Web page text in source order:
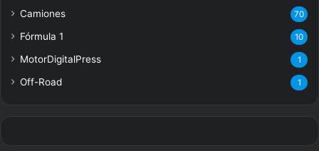
Camiones 70
Fórmula 1 10
MotorDigitalPress 1
Off-Road 1